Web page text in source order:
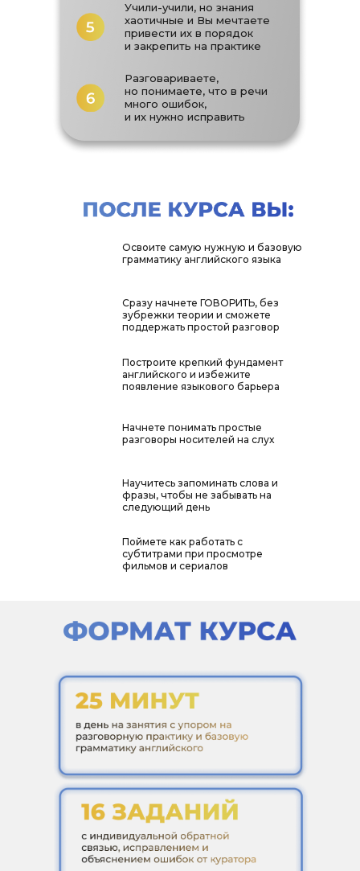
Учили-учили, но знания
хаотичные и Вы мечтаете
привести их в порядок
и закрепить на практике
Разговариваете,
но понимаете, что в речи
много ошибок,
и их нужно исправить
Освоите самую нужную и базовую
грамматику английского языка
Сразу начнете ГОВОРИТЬ, без
зубрежки теории и сможете
поддержать простой разговор
Построите крепкий фундамент
английского и избежите
появление языкового барьера
Начнете понимать простые
разговоры носителей на слух
Научитесь запоминать слова и
фразы, чтобы не забывать на
следующий день
Поймете как работать с
субтитрами при просмотре
фильмов и сериалов